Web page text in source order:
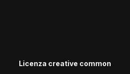
Licenza creative common